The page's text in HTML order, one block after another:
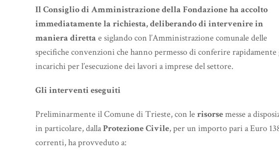
Il Consiglio di Amministrazione della Fondazione ha accolto
immediatamente la richiesta, deliberando di intervenire in
maniera diretta e siglando con l’Amministrazione comunale delle
specifiche convenzioni che hanno permesso di conferire rapidamente
incarichi per l’esecuzione dei lavori a imprese del settore.
Gli interventi eseguiti
Preliminarmente il Comune di Trieste, con le risorsemesse a
in particolare, dallaProtezione Civile, per un importo pari a Euro
correnti, ha provveduto a: